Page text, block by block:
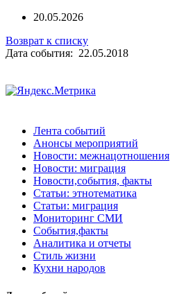
20.05.2026
Возврат к списку
Дата события: 22.05.2018
Лента событий
Анонсы мероприятий
Новости: межнацотношения
Новости: миграция
Новости,события, факты
Статьи: этнотематика
Статьи: миграция
Мониторинг СМИ
События,факты
Аналитика и отчеты
Стиль жизни
Кухни народов